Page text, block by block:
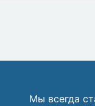
Мы всегда